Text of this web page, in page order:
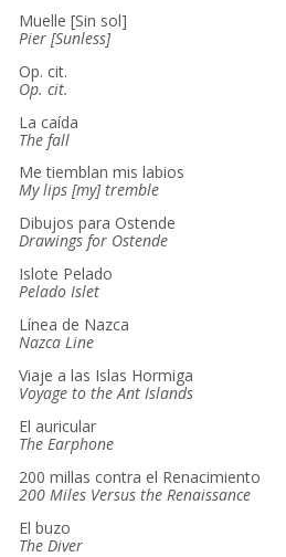
Muelle [Sin sol]
Pier [Sunless]
Op. cit.
Op. cit.
La caída
The fall
Me tiemblan mis labios
My lips [my] tremble
Dibujos para Ostende
Drawings for Ostende
Islote Pelado
Pelado Islet
Línea de Nazca
Nazca Line
Viaje a las Islas Hormiga
Voyage to the Ant Islands
El auricular
The Earphone
200 millas contra el Renacimiento
200 Miles Versus the Renaissance
El buzo
The Diver